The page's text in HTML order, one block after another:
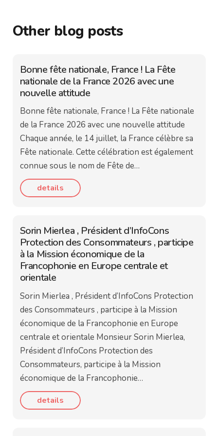
Other blog posts
Bonne fête nationale, France ! La Fête
nationale de la France 2026 avec une
nouvelle attitude
Bonne fête nationale, France ! La Fête nationale
de la France 2026 avec une nouvelle attitude
Chaque année, le 14 juillet, la France célèbre sa
Fête nationale. Cette célébration est également
connue sous le nom de Fête de…
details
Sorin Mierlea , Président d’InfoCons
Protection des Consommateurs , participe
à la Mission économique de la
Francophonie en Europe centrale et
orientale
Sorin Mierlea , Président d’InfoCons Protection
des Consommateurs , participe à la Mission
économique de la Francophonie en Europe
centrale et orientale Monsieur Sorin Mierlea,
Président d’InfoCons Protection des
Consommateurs, participe à la Mission
économique de la Francophonie…
details